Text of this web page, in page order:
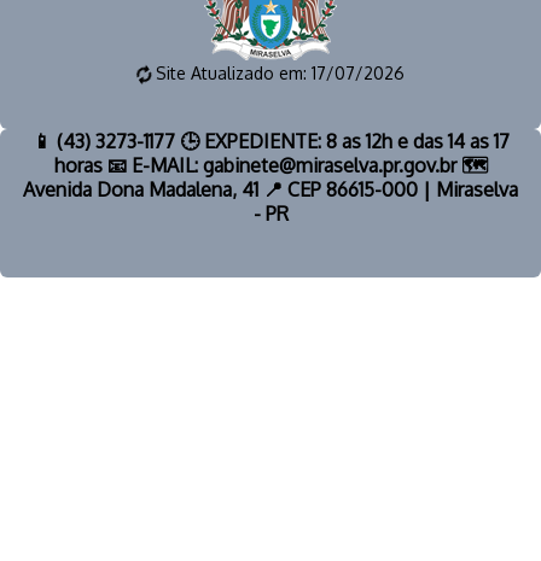
Site Atualizado em: 17/07/2026
📱 (43) 3273-1177 🕒 EXPEDIENTE: 8 as 12h e das 14 as 17
horas 📧 E-MAIL: gabinete@miraselva.pr.gov.br 🗺️
Avenida Dona Madalena, 41 📍 CEP 86615-000 | Miraselva
- PR